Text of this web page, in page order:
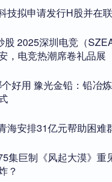
技拟申请发行H股并在
股 2025深圳电竞（
，电竞热潮席卷礼品展
好用 豫光金铅：铅冶
海安排31亿元帮助困难
集巨制《风起大漠》重
？